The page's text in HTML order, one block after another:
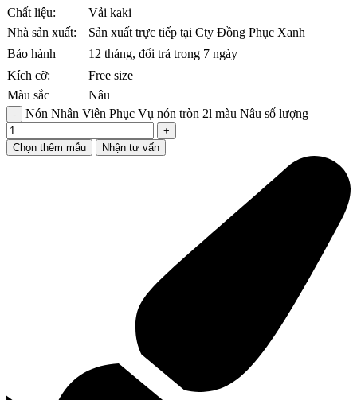
Chất liệu:
Vải kaki
Nhà sản xuất:
Sản xuất trực tiếp tại Cty Đồng Phục Xanh
Bảo hành
12 tháng, đổi trả trong 7 ngày
Kích cỡ:
Free size
Màu sắc
Nâu
Nón Nhân Viên Phục Vụ nón tròn 2l màu Nâu số lượng
Chọn thêm mẫu Nhận tư vấn